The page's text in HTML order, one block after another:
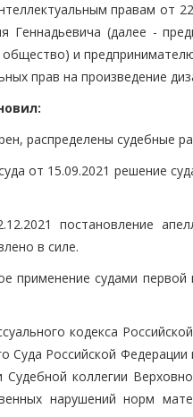
правам от
Геннадьевича (далее -
и
прав на произведение
распределены судебные
от 15.09.2021 решение
постановление
в силе.
применение судами
кодекса
Суда Российской
коллегии
нарушений норм